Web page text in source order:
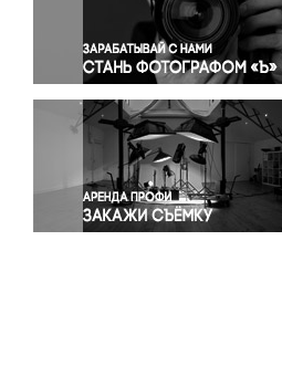
Правосудие
Происшествия и конфликты
Религия
Светская жизнь
Спорт
Экология
Экономика и бизнес